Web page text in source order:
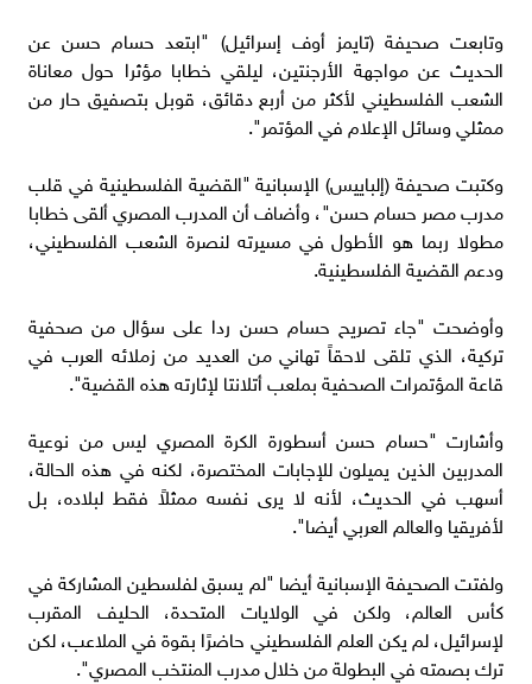
وتابعت صحيفة (تايمز أوف إسرائيل) "ابتعد حسام حسن عن
الحديث عن مواجهة الأرجنتين، ليلقي خطابا مؤثرا حول معاناة
الشعب الفلسطيني لأكثر من أربع دقائق، قوبل بتصفيق حار من
ممثلي وسائل الإعلام في المؤتمر".
وكتبت صحيفة (إلباييس) الإسبانية "القضية الفلسطينية في قلب
مدرب مصر حسام حسن"، وأضاف أن المدرب المصري ألقى خطابا
مطولا ربما هو الأطول في مسيرته لنصرة الشعب الفلسطيني،
ودعم القضية الفلسطينية.
وأوضحت "جاء تصريح حسام حسن ردا على سؤال من صحفية
تركية، الذي تلقى لاحقاً تهاني من العديد من زملائه العرب في
قاعة المؤتمرات الصحفية بملعب أتلانتا لإثارته هذه القضية".
وأشارت "حسام حسن أسطورة الكرة المصري ليس من نوعية
المدربين الذين يميلون للإجابات المختصرة، لكنه في هذه الحالة،
أسهب في الحديث، لأنه لا يرى نفسه ممثلاً فقط لبلاده، بل
لأفريقيا والعالم العربي أيضا".
ولفتت الصحيفة الإسبانية أيضا "لم يسبق لفلسطين المشاركة في
كأس العالم، ولكن في الولايات المتحدة، الحليف المقرب
لإسرائيل، لم يكن العلم الفلسطيني حاضرًا بقوة في الملاعب، لكن
ترك بصمته في البطولة من خلال مدرب المنتخب المصري".